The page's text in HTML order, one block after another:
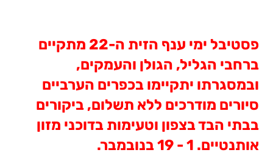
פסטיבל ימי ענף הזית ה-22 מתקיים
ברחבי הגליל, הגולן והעמקים,
ובמסגרתו יתקיימו בכפרים הערביים
סיורים מודרכים ללא תשלום, ביקורים
בבתי הבד בצפון וטעימות בדוכני מזון
אותנטיים. 1 - 19 בנובמבר.